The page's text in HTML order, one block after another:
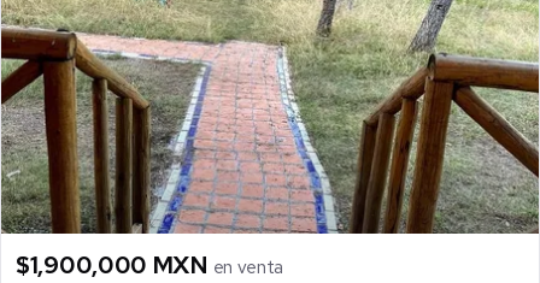
$1,900,000 MXN en venta